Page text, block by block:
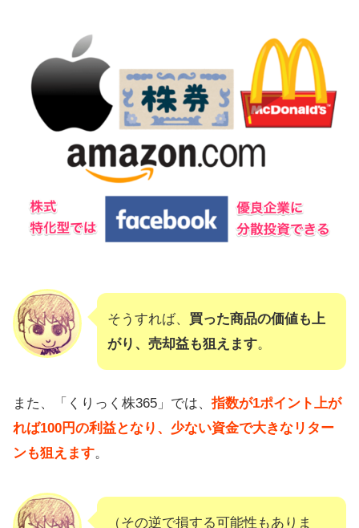
そうすれば、 買った商品の価値も上
がり、売却益も狙えます。
また、「くりっく株365」では、 指数が1ポイント上が
れば100円の利益となり、少ない資金で大きなリター
ンも狙えます。
（その逆で損する可能性もありま